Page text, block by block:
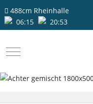
488cm Rheinhalle
06:15
20:53
Mobile Menu Toggle